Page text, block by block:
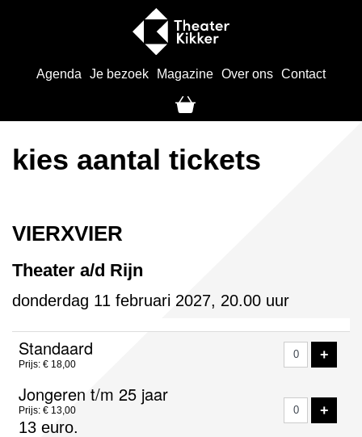
Agenda Je bezoek Magazine Over ons Contact
kies aantal tickets
VIERXVIER
Theater a/d Rijn
donderdag 11 februari 2027, 20.00 uur
Aantal
tickets
Standaard
Prijs: € 18,00
+
Jongeren t/m 25 jaar
Prijs: € 13,00
13 euro.
+